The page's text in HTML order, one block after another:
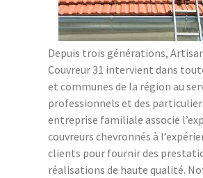
Depuis trois générations,
Couvreur 31 intervient dans
et communes de la région au
professionnels et des
entreprise familiale associe
couvreurs chevronnés à
clients pour fournir des
réalisations de haute qualité.